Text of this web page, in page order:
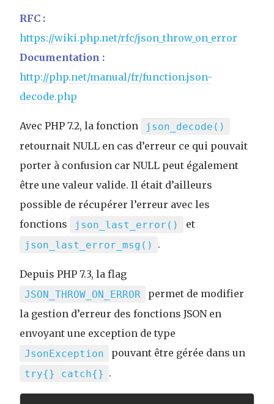
RFC :
https://wiki.php.net/rfc/json_throw_on_error
Documentation :
http://php.net/manual/fr/function.json-
decode.php
Avec PHP 7.2, la fonction json_decode()
retournait NULL en cas d’erreur ce qui pouvait
porter à confusion car NULL peut également
être une valeur valide. Il était d’ailleurs
possible de récupérer l’erreur avec les
fonctions
json_last_error() et
json_last_error_msg() .
Depuis PHP 7.3, la flag
JSON_THROW_ON_ERROR
permet de modifier
la gestion d’erreur des fonctions JSON en
envoyant une exception de type
JsonException pouvant être gérée dans un
try{} catch{} .